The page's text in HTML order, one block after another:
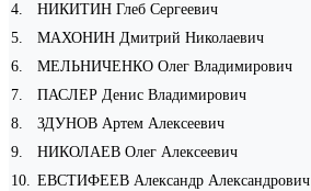
4. НИКИТИН Глеб Сергеевич
5. МАХОНИН Дмитрий Николаевич
6. МЕЛЬНИЧЕНКО Олег Владимирович
7. ПАСЛЕР Денис Владимирович
8. ЗДУНОВ Артем Алексеевич
9. НИКОЛАЕВ Олег Алексеевич
10. ЕВСТИФЕЕВ Александр Александрович